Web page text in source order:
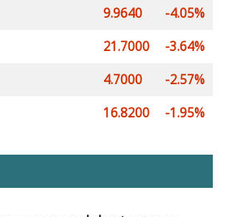
9.9640
-4.05%
21.7000
-3.64%
4.7000
-2.57%
16.8200 -1.95%